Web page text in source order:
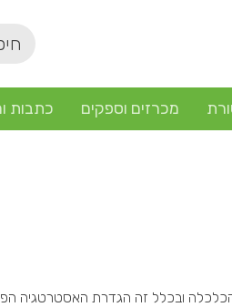
מכרזים וספקים כתבות
ובכלל זה הגדרת האסטרטגיה